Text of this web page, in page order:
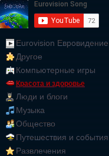
Eurovision Евровидение
Другое
Компьютерные игры
Красота и здоровье
Люди и блоги
Музыка
Общество
Путешествия и события
Развлечения